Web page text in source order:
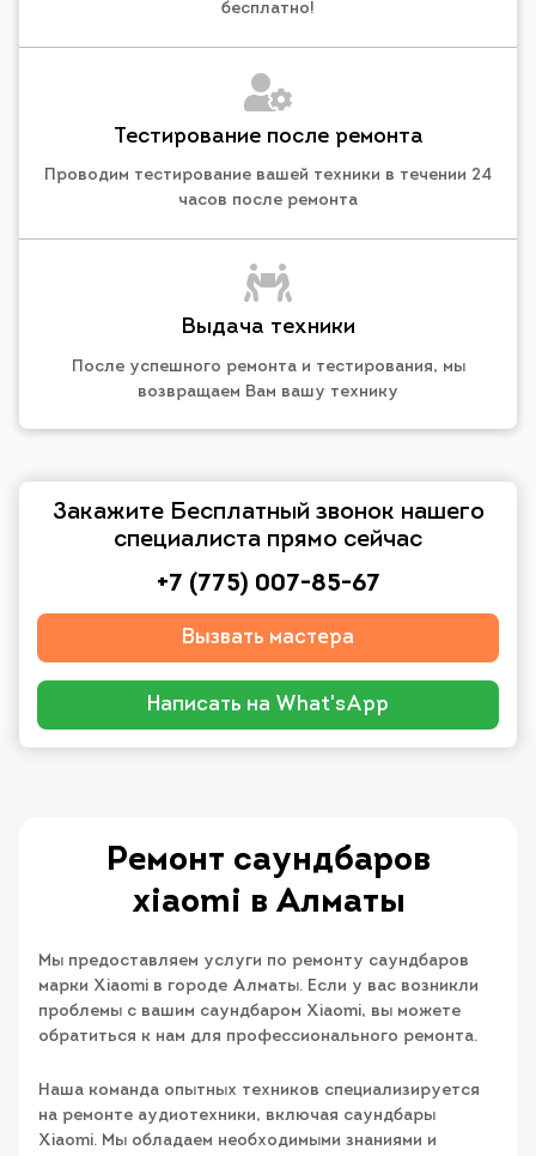
бесплатно!
Тестирование после ремонта
Проводим тестирование вашей техники в течении 24
часов после ремонта
Выдача техники
После успешного ремонта и тестирования, мы
возвращаем Вам вашу технику
Закажите Бесплатный звонок нашего
специалиста прямо сейчас
+7 (775) 007-85-67
Вызвать мастера
Написать на What'sApp
Ремонт саундбаров
xiaomi в Алматы
Мы предоставляем услуги по ремонту саундбаров
марки Xiaomi в городе Алматы. Если у вас возникли
проблемы с вашим саундбаром Xiaomi, вы можете
обратиться к нам для профессионального ремонта.
Наша команда опытных техников специализируется
на ремонте аудиотехники, включая саундбары
Xiaomi. Мы обладаем необходимыми знаниями и